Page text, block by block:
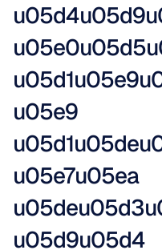
u05e9
u05e7u05ea
u05d9u05d4